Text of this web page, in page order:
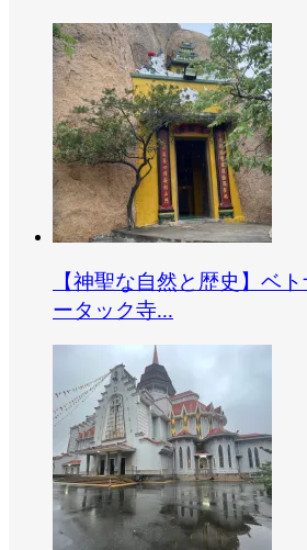
【神聖な自然と歴史】ベ
ータック寺...